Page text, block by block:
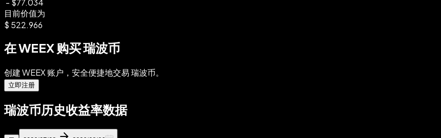
目前价值为
$ 522.966
在 WEEX 购买 瑞波币
创建 WEEX 账户，安全便捷地交易 瑞波币。
立即注册
瑞波币历史收益率数据